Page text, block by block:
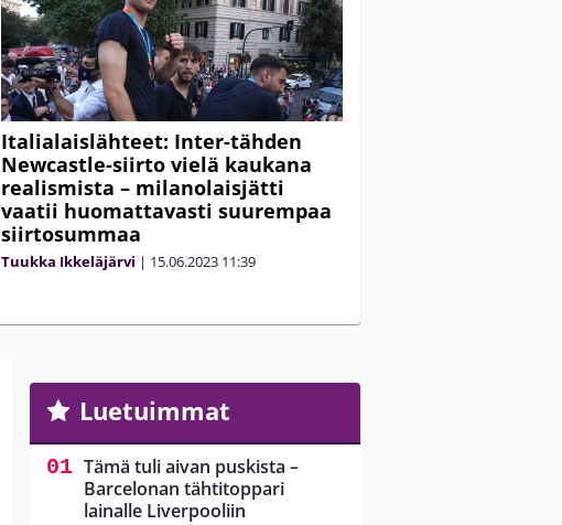
Italialaislähteet: Inter-tähden
Newcastle-siirto vielä kaukana
realismista – milanolaisjätti
vaatii huomattavasti suurempaa
siirtosummaa
Tuukka Ikkeläjärvi | 15.06.2023 11:39
Luetuimmat
Tämä tuli aivan puskista –
Barcelonan tähtitoppari
lainalle Liverpooliin